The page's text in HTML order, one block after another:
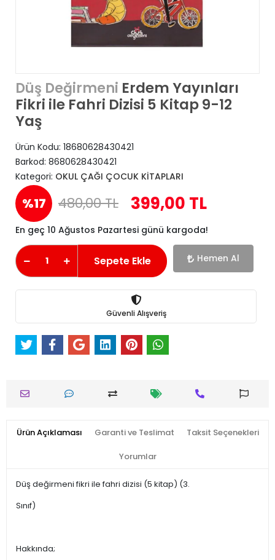
Düş Değirmeni Erdem Yayınları
Fikri ile Fahri Dizisi 5 Kitap 9-12
Yaş
Ürün Kodu: 18680628430421
Barkod: 8680628430421
Kategori: OKUL ÇAĞI ÇOCUK KİTAPLARI
%17 480,00 TL 399,00 TL
En geç 10 Ağustos Pazartesi günü kargoda!
Sepete Ekle Hemen Al
Güvenli Alışveriş
Ürün Açıklaması Garanti ve Teslimat Taksit Seçenekleri
Yorumlar
Düş değirmeni fikri ile fahri dizisi (5 kitap) (3.
Sınıf)
Hakkında;